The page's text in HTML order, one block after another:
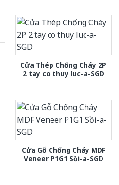
Cửa Thép Chống Cháy 2P
2 tay co thuy luc-a-SGD
Cửa Gỗ Chống Cháy MDF
Veneer P1G1 Sồi-a-SGD